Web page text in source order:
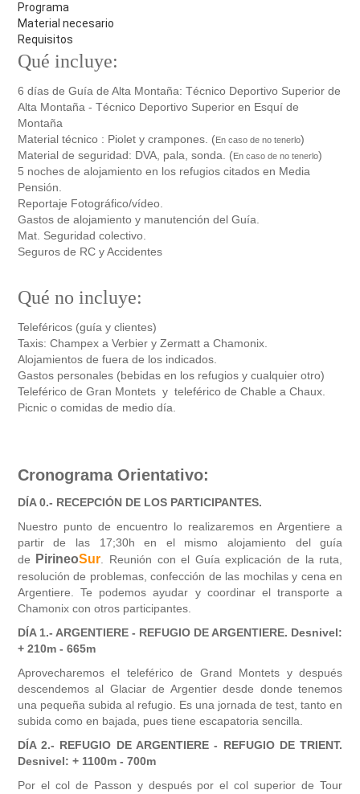
Programa
Material necesario
Requisitos
Qué incluye:
6 días de Guía de Alta Montaña: Técnico Deportivo Superior de
Alta Montaña - Técnico Deportivo Superior en Esquí de
Montaña
Material técnico : Piolet y crampones. (En caso de no tenerlo)
Material de seguridad: DVA, pala, sonda. (En caso de no tenerlo)
5 noches de alojamiento en los refugios citados en Media
Pensión.
Reportaje Fotográfico/vídeo.
Gastos de alojamiento y manutención del Guía.
Mat. Seguridad colectivo.
Seguros de RC y Accidentes
Qué no incluye:
Teleféricos (guía y clientes)
Taxis: Champex a Verbier y Zermatt a Chamonix.
Alojamientos de fuera de los indicados.
Gastos personales (bebidas en los refugios y cualquier otro)
Teleférico de Gran Montets y teleférico de Chable a Chaux.
Picnic o comidas de medio día.
Cronograma Orientativo:
DÍA 0.- RECEPCIÓN DE LOS PARTICIPANTES.
Nuestro punto de encuentro lo realizaremos en Argentiere a
partir de las 17;30h en el mismo alojamiento del guía
de
PirineoSur. Reunión con el Guía explicación de la ruta,
resolución de problemas, confección de las mochilas y cena en
Argentiere. Te podemos ayudar y coordinar el transporte a
Chamonix con otros participantes.
DÍA 1.- ARGENTIERE - REFUGIO DE ARGENTIERE. Desnivel:
+ 210m - 665m
Aprovecharemos el teleférico de Grand Montets y después
descendemos al Glaciar de Argentier desde donde tenemos
una pequeña subida al refugio. Es una jornada de test, tanto en
subida como en bajada, pues tiene escapatoria sencilla.
DÍA 2.- REFUGIO DE ARGENTIERE - REFUGIO DE TRIENT.
Desnivel: + 1100m - 700m
Por el col de Passon y después por el col superior de Tour